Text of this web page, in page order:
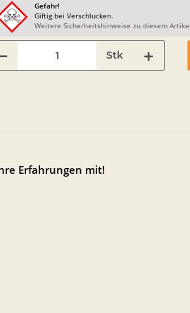
Gefahr!
Giftig bei Verschlucken.
Weitere Sicherheitshinweise zu diesem Artikel
Stk
Erfahrungen mit!